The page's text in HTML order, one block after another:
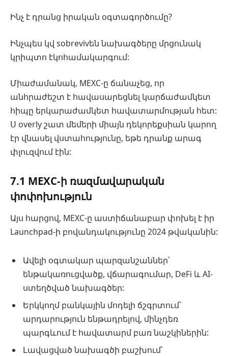
Ինչ է դրանց իրական օգտագործումը?
Ինչպես կվ sobrevivեն նախագծերը մրցունակ
կրիպտո էկոհամակարգում:
Միաժամանակ, MEXC-ը ճանաչեց, որ
անհրաժեշտ է հավասարեցնել կարճաժամկետ
հիպը երկարաժամկետ հավատարմության հետ:
Ս overly շատ մեմերի միայն դեկորեքսիան կարող
էր վնասել վստահությունը, եթե դրանք արագ
փլուզվում էին:
7.1 MEXC-ի ռազմավարական
փոփոխություն
Այս հարցով, MEXC-ը աստիճանաբար փոխել է իր
Launchpad-ի բովանդակությունը 2024 թվականին:
Ավելի օգտակար պարզանշաններ՝
ենթակառուցվածք, վճարագումար, DeFi և AI-
ստեղծված նախագծեր:
Երկկողմ բանկային մոդելի ճշգրտում՝
արդարություն ենթադրելով, մինչդեռ
պարգևում է հավատարմ բառ նաշկիներին:
Լավացված նախագծի բաշխում՝